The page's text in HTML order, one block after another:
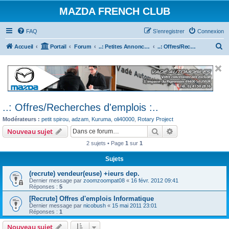
MAZDA FRENCH CLUB
FAQ Connexion
S’enregistrer
Accueil Portail Forum ..: Petites Annonces :.. (achats / ventes) ..: Offres/Recherches d'emplois :..
..: Offres/Recherches d'emplois :..
Modérateurs : petit spirou adzam Kuruma oli40000 Rotary Project
Nouveau sujet Rechercher
2 sujets • Page 1 sur 1
Sujets
(recrute) vendeur(euse) +ieurs dep.
Dernier message par zoomzoompat08 « 16 févr. 2012 09:41
Réponses : 5
[Recrute] Offres d'emplois Informatique
Dernier message par nicobush « 15 mai 2011 23:01
Réponses : 1
Nouveau sujet